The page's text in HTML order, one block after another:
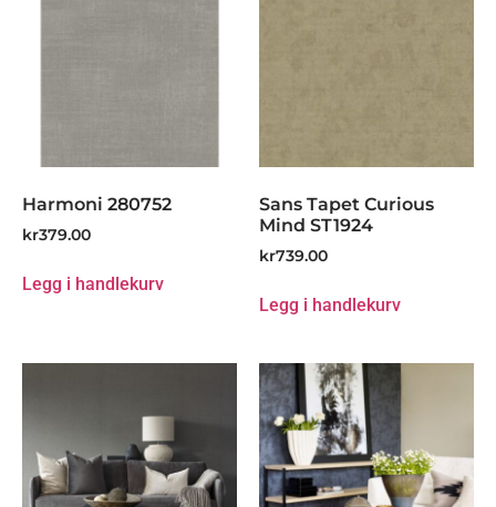
Harmoni 280752
kr379.00
Legg i handlekurv
Sans Tapet Curious
Mind ST1924
kr739.00
Legg i handlekurv